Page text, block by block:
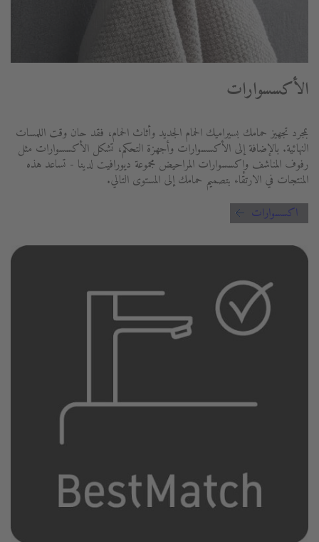
الأكسسوارات
بمجرد تجهيز حمامك بسيراميك الحمام الجديد وأثاث الحمام، فقد حان وقت اللمسات
النهائية. بالإضافة إلى الأكسسوارات وأجهزة التحكم، تشكل الأكسسوارات مثل
رفوف المناشف وإكسسوارات المراحيض مجموعة ديورافيت لدينا - تساعد هذه
المنتجات في الارتقاء بتصميم حمامك إلى المستوى التالي.
اكسسوارات